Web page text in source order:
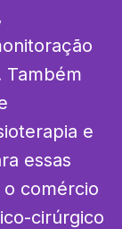
Também
e
essas
comércio
cirúrgico